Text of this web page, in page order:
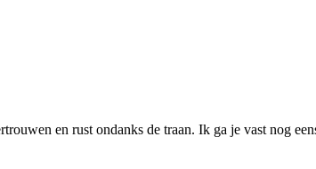
en rust ondanks de traan. Ik ga je vast nog